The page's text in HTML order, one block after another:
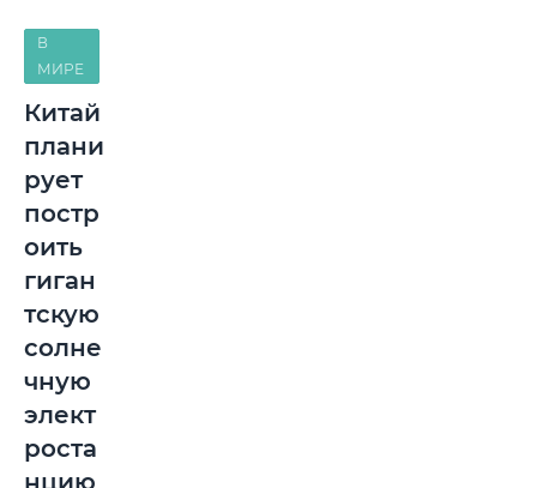
В
МИРЕ
Китай
плани
рует
постр
оить
гиган
тскую
солне
чную
элект
роста